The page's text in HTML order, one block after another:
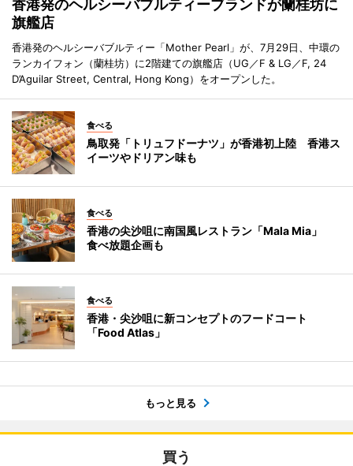
香港発のヘルシーバブルティーブランドが蘭桂坊に
旗艦店
香港発のヘルシーバブルティー「Mother Pearl」が、7月29日、中環の
ランカイフォン（蘭桂坊）に2階建ての旗艦店（UG／F & LG／F, 24
D’Aguilar Street, Central, Hong Kong）をオープンした。
食べる
鳥取発「トリュフドーナツ」が香港初上陸 香港ス
イーツやドリアン味も
食べる
香港の尖沙咀に南国風レストラン「Mala Mia」
食べ放題企画も
食べる
香港・尖沙咀に新コンセプトのフードコート
「Food Atlas」
もっと見る
買う